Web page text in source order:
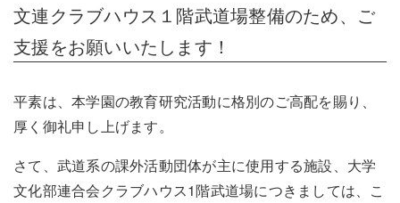
文連クラブハウス１階武道場整備のため、ご
支援をお願いいたします！
平素は、本学園の教育研究活動に格別のご高配を賜り、
厚く御礼申し上げます。
さて、武道系の課外活動団体が主に使用する施設、大学
文化部連合会クラブハウス1階武道場につきましては、こ